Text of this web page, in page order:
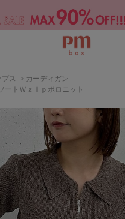
プス > カーディガン
ートＷｚｉｐポロニット